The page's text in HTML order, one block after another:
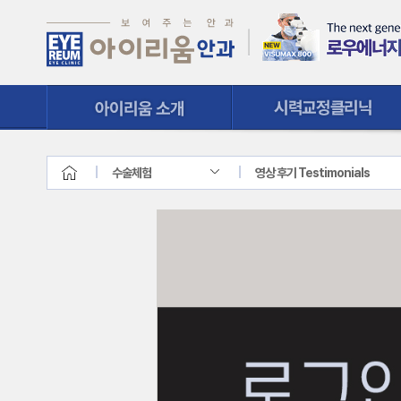
시력교정클리닉 질환클리닉
수술체험 영상 후기 Testimonials